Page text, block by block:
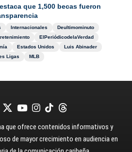
que 1,500 becas fueron
Internacionales
Deultimominuto
ElPeriódicodelaVerdad
Estados Unidos
Luis Abinader
Ligas MLB
que ofrece contenidos informativos y
de mayor crecimiento en audiencia en